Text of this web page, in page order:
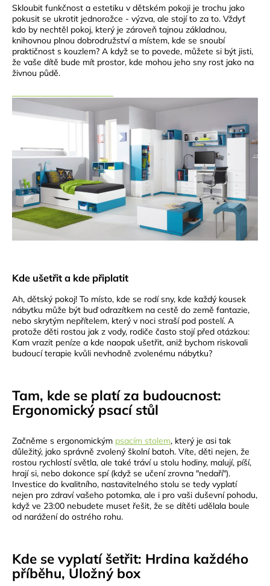
Skloubit funkčnost a estetiku v dětském pokoji je trochu jako
pokusit se ukrotit jednorožce - výzva, ale stojí to za to. Vždyť
kdo by nechtěl pokoj, který je zároveň tajnou základnou,
knihovnou plnou dobrodružství a místem, kde se snoubí
praktičnost s kouzlem? A když se to povede, můžete si být jisti,
že vaše dítě bude mít prostor, kde mohou jeho sny rost jako na
živnou půdě.
Kde ušetřit a kde připlatit
Ah, dětský pokoj! To místo, kde se rodí sny, kde každý kousek
nábytku může být buď odrazítkem na cestě do země fantazie,
nebo skrytým nepřítelem, který v noci straší pod postelí. A
protože děti rostou jak z vody, rodiče často stojí před otázkou:
Kam vrazit peníze a kde naopak ušetřit, aniž bychom riskovali
budoucí terapie kvůli nevhodně zvolenému nábytku?
Tam, kde se platí za budoucnost:
Ergonomický psací stůl
Začněme s ergonomickým psacím stolem, který je asi tak
důležitý, jako správně zvolený školní batoh. Víte, děti nejen, že
rostou rychlostí světla, ale také tráví u stolu hodiny, malují, píší,
hrají si, nebo dokonce spí (když se učení zrovna "nedaří").
Investice do kvalitního, nastavitelného stolu se tedy vyplatí
nejen pro zdraví vašeho potomka, ale i pro vaši duševní pohodu,
když ve 23:00 nebudete muset řešit, že se dítěti udělala boule
od narážení do ostrého rohu.
Kde se vyplatí šetřit: Hrdina každého
příběhu, Úložný box